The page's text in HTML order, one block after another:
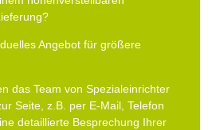
Angebot für größere
das Team von Spezialeinrichter
Seite, z.B. per E-Mail, Telefon
detaillierte Besprechung Ihrer